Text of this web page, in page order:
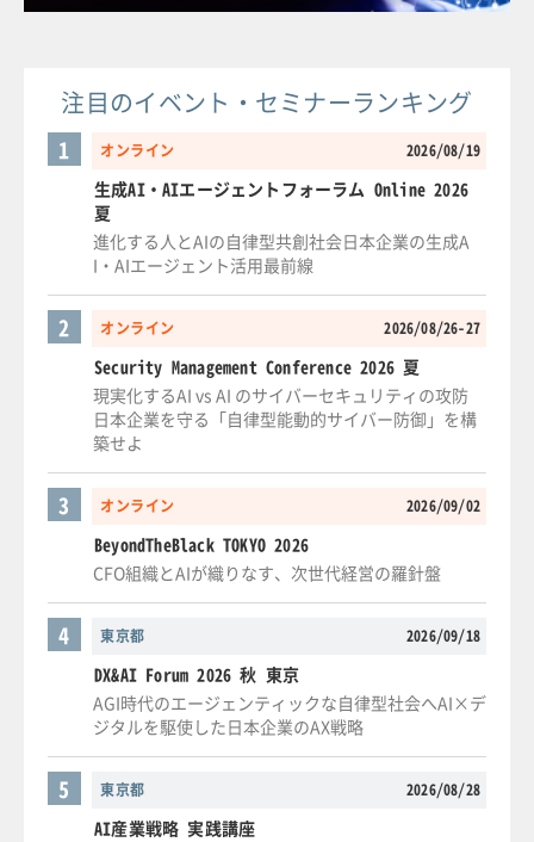
注目のイベント・セミナーランキング
オンライン 2026/08/19
1
生成AI・AIエージェントフォーラム Online 2026
夏
進化する人とAIの自律型共創社会日本企業の生成A
I・AIエージェント活用最前線
オンライン 2026/08/26-27
2
Security Management Conference 2026 夏
現実化するAI vs AI のサイバーセキュリティの攻防
日本企業を守る「自律型能動的サイバー防御」を構
築せよ
オンライン 2026/09/02
3
BeyondTheBlack TOKYO 2026
CFO組織とAIが織りなす、次世代経営の羅針盤
東京都 2026/09/18
4
DX&AI Forum 2026 秋 東京
AGI時代のエージェンティックな自律型社会へAI×デ
ジタルを駆使した日本企業のAX戦略
東京都 2026/08/28
5
AI産業戦略 実践講座